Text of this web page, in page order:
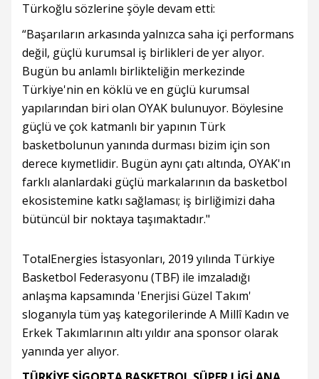
Türkoğlu sözlerine şöyle devam etti:
“Başarıların arkasında yalnızca saha içi performans
değil, güçlü kurumsal iş birlikleri de yer alıyor.
Bugün bu anlamlı birlikteliğin merkezinde
Türkiye'nin en köklü ve en güçlü kurumsal
yapılarından biri olan OYAK bulunuyor. Böylesine
güçlü ve çok katmanlı bir yapının Türk
basketbolunun yanında durması bizim için son
derece kıymetlidir. Bugün aynı çatı altında, OYAK'ın
farklı alanlardaki güçlü markalarının da basketbol
ekosistemine katkı sağlaması; iş birliğimizi daha
bütüncül bir noktaya taşımaktadır."
TotalEnergies İstasyonları, 2019 yılında Türkiye
Basketbol Federasyonu (TBF) ile imzaladığı
anlaşma kapsamında 'Enerjisi Güzel Takım'
sloganıyla tüm yaş kategorilerinde A Millî Kadın ve
Erkek Takımlarının altı yıldır ana sponsor olarak
yanında yer alıyor.